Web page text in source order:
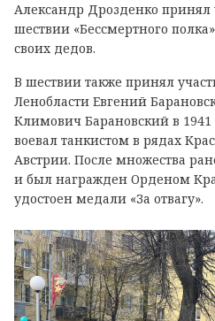
Александр Дрозденко принял
шествии «Бессмертного
своих дедов.
В шествии также принял
Ленобласти Евгений
Климович Барановский в
воевал танкистом в рядах
Австрии. После множества
и был награжден Орденом
удостоен медали «За отвагу».